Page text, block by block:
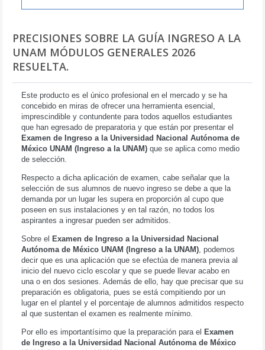
PRECISIONES SOBRE LA GUÍA INGRESO A LA
UNAM MÓDULOS GENERALES 2026
RESUELTA.
Este producto es el único profesional en el mercado y se ha
concebido en miras de ofrecer una herramienta esencial,
imprescindible y contundente para todos aquellos estudiantes
que han egresado de preparatoria y que están por presentar el
Examen de Ingreso a la Universidad Nacional Autónoma de
México UNAM (Ingreso a la UNAM) que se aplica como medio
de selección.
Respecto a dicha aplicación de examen, cabe señalar que la
selección de sus alumnos de nuevo ingreso se debe a que la
demanda por un lugar les supera en proporción al cupo que
poseen en sus instalaciones y en tal razón, no todos los
aspirantes a ingresar pueden ser admitidos.
Sobre el Examen de Ingreso a la Universidad Nacional
Autónoma de México UNAM (Ingreso a la UNAM) , podemos
decir que es una aplicación que se efectúa de manera previa al
inicio del nuevo ciclo escolar y que se puede llevar acabo en
una o en dos sesiones. Además de ello, hay que precisar que su
preparación es obligatoria, pues se está compitiendo por un
lugar en el plantel y el porcentaje de alumnos admitidos respecto
al que sustentan el examen es realmente mínimo.
Por ello es importantísimo que la preparación para el Examen
de Ingreso a la Universidad Nacional Autónoma de México